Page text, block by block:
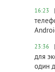
16:23
23:36
для
один